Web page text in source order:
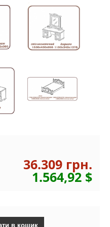
36.309 грн.
1.564,92 $
в кошик